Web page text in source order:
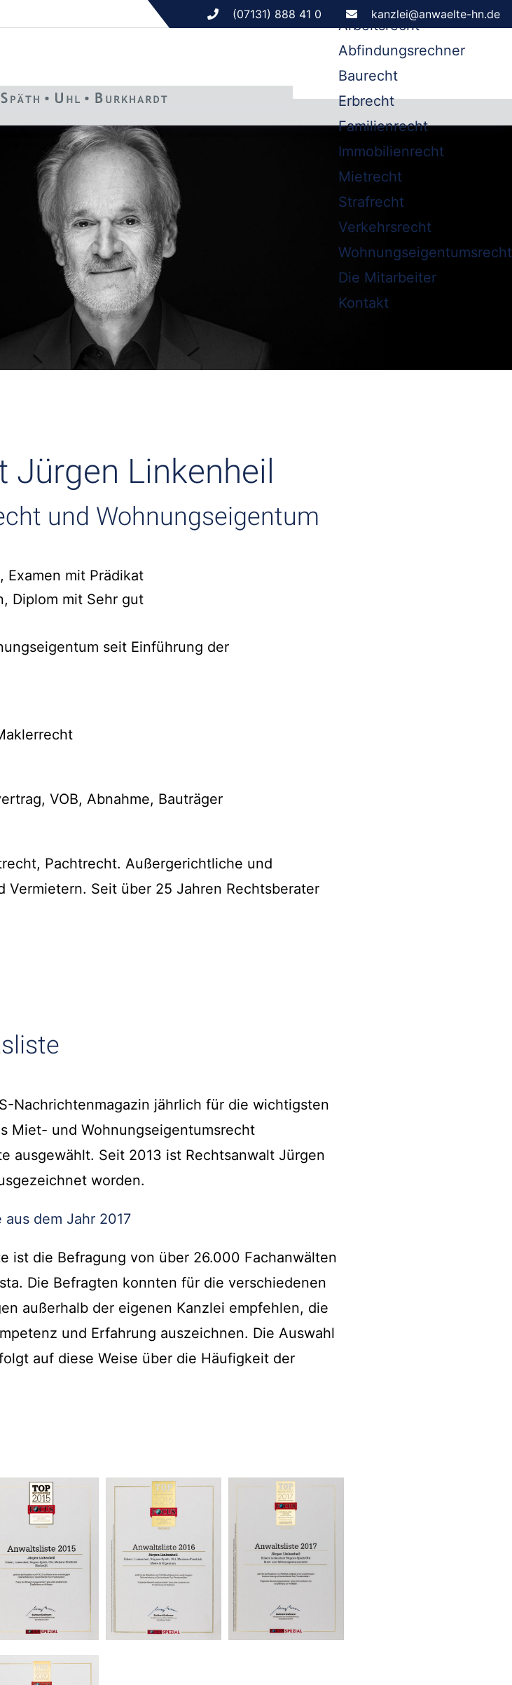
(07131) 888 41 0 kanzlei@anwaelte-hn.de
Arbeitsrecht
Abfindungsrechner
Baurecht
Erbrecht
Familienrecht
Immobilienrecht
Mietrecht
Strafrecht
Verkehrsrecht
Wohnungseigentumsrecht
Die Mitarbeiter
Kontakt
Jürgen Linkenheil
und Wohnungseigentum
Examen mit Prädikat
Diplom mit Sehr gut
seit Einführung der
VOB, Abnahme, Bauträger
Pachtrecht. Außergerichtliche und
Seit über 25 Jahren Rechtsberater
Nachrichtenmagazin jährlich für die wichtigsten
Miet- und Wohnungseigentumsrecht
ausgewählt. Seit 2013 ist Rechtsanwalt Jürgen
worden.
dem Jahr 2017
ist die Befragung von über 26.000 Fachanwälten
Die Befragten konnten für die verschiedenen
außerhalb der eigenen Kanzlei empfehlen, die
und Erfahrung auszeichnen. Die Auswahl
auf diese Weise über die Häufigkeit der